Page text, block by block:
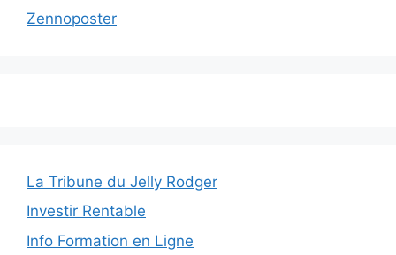
Zennoposter
La Tribune du Jelly Rodger
Investir Rentable
Info Formation en Ligne